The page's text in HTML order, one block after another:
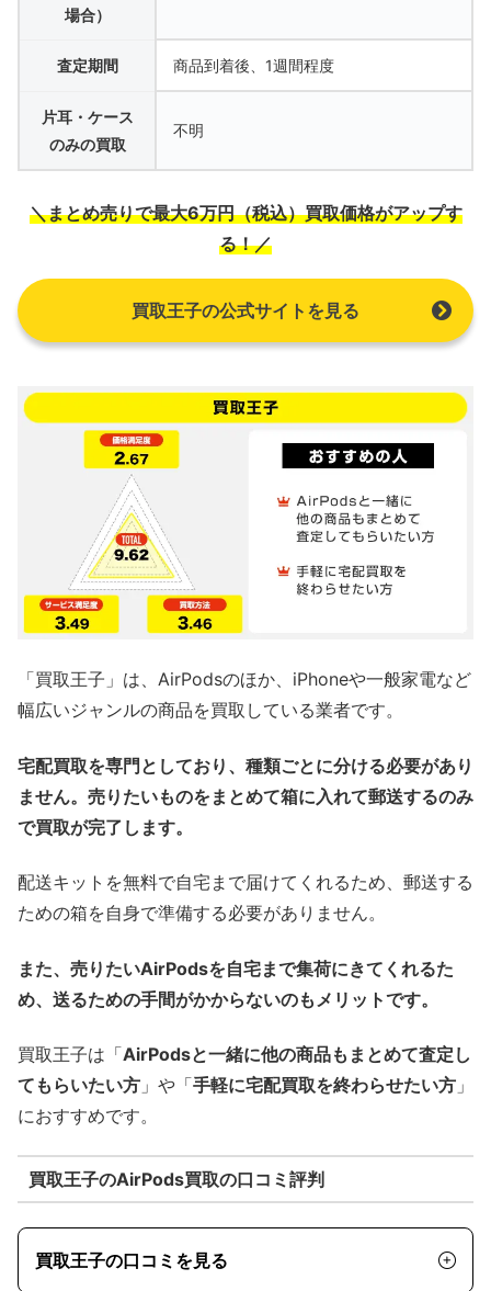
場合）
査定期間 商品到着後、1週間程度
片耳・ケース
のみの買取
不明
＼まとめ売りで最大6万円（税込）買取価格がアップす
る！／
買取王子の公式サイトを見る
「買取王子」は、AirPodsのほか、iPhoneや一般家電など
幅広いジャンルの商品を買取している業者です。
宅配買取を専門としており、種類ごとに分ける必要があり
ません。売りたいものをまとめて箱に入れて郵送するのみ
で買取が完了します。
配送キットを無料で自宅まで届けてくれるため、郵送する
ための箱を自身で準備する必要がありません。
また、売りたいAirPodsを自宅まで集荷にきてくれるた
め、送るための手間がかからないのもメリットです。
買取王子は「AirPodsと一緒に他の商品もまとめて査定し
てもらいたい方 」や「手軽に宅配買取を終わらせたい方 」
におすすめです。
買取王子のAirPods買取の口コミ評判
買取王子の口コミを見る